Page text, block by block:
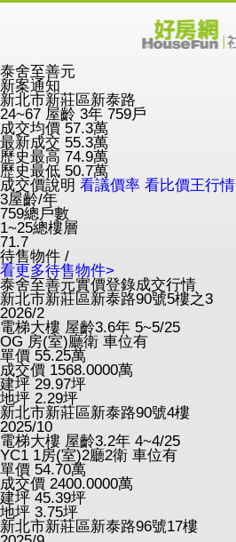
泰舍至善元
新案通知
新北市新莊區新泰路
24~67 屋齡 3年 759戶
成交均價 57.3萬
最新成交 55.3萬
歷史最高 74.9萬
歷史最低 50.7萬
成交價說明 看議價率 看比價王行情
3屋齡/年
759總戶數
1~25總樓層
71.7
待售物件 /
看更多待售物件>
泰舍至善元實價登錄成交行情
新北市新莊區新泰路90號5樓之3
2026/2
電梯大樓 屋齡3.6年 5~5/25
OG 房(室)廳衛 車位有
單價 55.25萬
成交價 1568.0000萬
建坪 29.97坪
地坪 2.29坪
新北市新莊區新泰路90號4樓
2025/10
電梯大樓 屋齡3.2年 4~4/25
YC1 1房(室)2廳2衛 車位有
單價 54.70萬
成交價 2400.0000萬
建坪 45.39坪
地坪 3.75坪
新北市新莊區新泰路96號17樓